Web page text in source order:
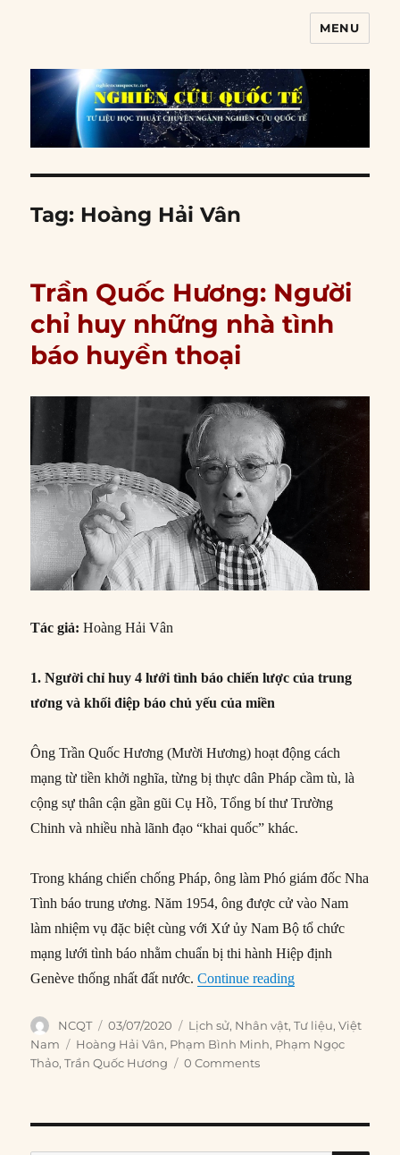
MENU
Tag: Hoàng Hải Vân
Trần Quốc Hương: Người
chỉ huy những nhà tình
báo huyền thoại
Tác giả:Hoàng Hải Vân
1. Người chỉ huy 4 lưới tình báo chiến lược của trung
ương và khối điệp báo chủ yếu của miền
Ông Trần Quốc Hương (Mười Hương) hoạt động cách
mạng từ tiền khởi nghĩa, từng bị thực dân Pháp cầm tù, là
cộng sự thân cận gần gũi Cụ Hồ, Tổng bí thư Trường
Chinh và nhiều nhà lãnh đạo “khai quốc” khác.
Trong kháng chiến chống Pháp, ông làm Phó giám đốc Nha
Tình báo trung ương. Năm 1954, ông được cử vào Nam
làm nhiệm vụ đặc biệt cùng với Xứ ủy Nam Bộ tổ chức
mạng lưới tình báo nhằm chuẩn bị thi hành Hiệp định
Genève thống nhất đất nước.Continue reading“Trần Quốc
Author
NCQT
Posted
on
03/07/2020 Categories
Lịch sử, Nhân vật,Tư liệu,Việt
Nam
Tags
Hoàng Hải Vân, Phạm Bình Minh, Phạm Ngọc
Thảo,Trần Quốc Hương 0 Comments